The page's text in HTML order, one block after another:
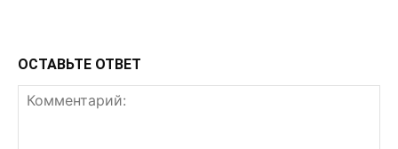
ОСТАВЬТЕ ОТВЕТ